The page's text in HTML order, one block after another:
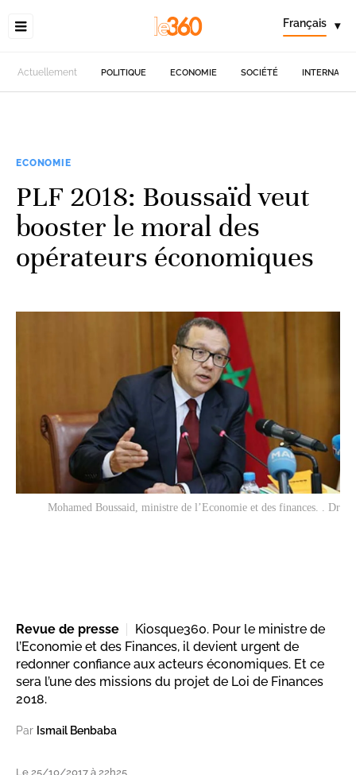
Français ▾
Actuellement POLITIQUE ECONOMIE SOCIÉTÉ
ECONOMIE
PLF 2018: Boussaïd veut
booster le moral des
opérateurs économiques
Mohamed Boussaid, ministre de l’Economie et des finances. . Dr
Revue de presse
Kiosque360. Pour le ministre de
l’Economie et des Finances, il devient urgent de
redonner confiance aux acteurs économiques. Et ce
sera l’une des missions du projet de Loi de Finances
2018.
Par Ismail Benbaba
Le 25/10/2017 à 22h25